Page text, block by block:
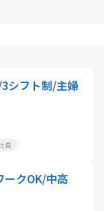
シフト制/主婦
員
ークOK/中高